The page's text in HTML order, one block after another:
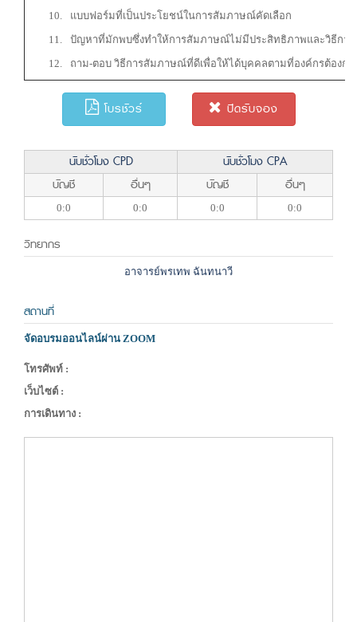
แบบฟอร์มที่เป็นประโยชน์ในการสัมภาษณ์คัดเลือก
ปัญหาที่มักพบซึ่งทำให้การสัมภาษณ์ไม่มีประสิทธิภาพและวิธีการ
ถาม-ตอบ วิธีการสัมภาษณ์ที่ดีเพื่อให้ได้บุคคลตามที่องค์กรต้องกา
โบรชัวร์ ปิดรับจอง
นับชั่วโมง CPD
นับชั่วโมง CPA
บัญชี
อื่นๆ บัญชี อื่นๆ
0:0 0:0 0:0 0:0
วิทยากร
อาจารย์พรเทพ ฉันทนาวี
สถานที่
จัดอบรมออนไลน์ผ่าน ZOOM
โทรศัพท์ :
เว็บไซต์ :
การเดินทาง :